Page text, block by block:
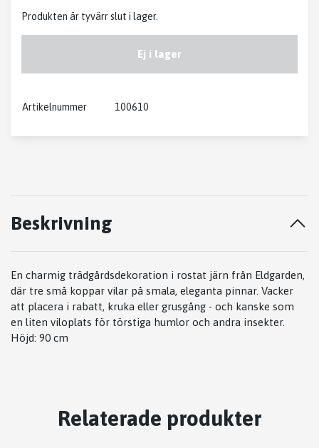
Produkten är tyvärr slut i lager.
Ej i lager
Artikelnummer 100610
Beskrivning
En charmig trädgårdsdekoration i rostat järn från Eldgarden,
där tre små koppar vilar på smala, eleganta pinnar. Vacker
att placera i rabatt, kruka eller grusgång - och kanske som
en liten viloplats för törstiga humlor och andra insekter.
Höjd: 90 cm
Relaterade produkter